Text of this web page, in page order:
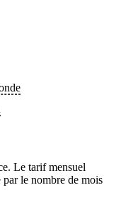
Le tarif mensuel
le nombre de mois